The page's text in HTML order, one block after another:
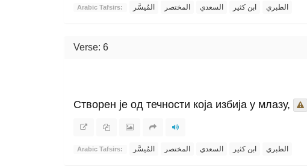
Arabic Tafsirs: المُيسَّر المختصر السعدي ابن كثير الطبري
Verse: 6
Створен је од течности која избија у млазу,
Arabic Tafsirs: المُيسَّر المختصر السعدي ابن كثير الطبري